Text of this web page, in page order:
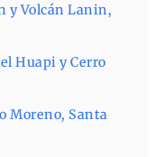
y Volcán Lanin,
Huapi y Cerro
Moreno, Santa